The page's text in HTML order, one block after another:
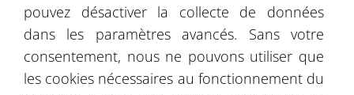
CORRECT
pouvez désactiver la collecte de données
dans les paramètres avancés. Sans votre
consentement, nous ne pouvons utiliser que
les cookies nécessaires au fonctionnement du